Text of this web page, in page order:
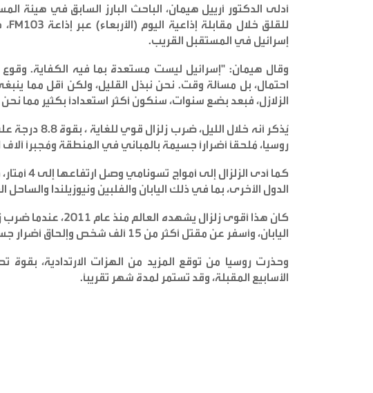
أدلى الدكتور أرييل هيمان، الباحث البارز السابق في هيئة
للقلق خلال مقابلة إذاعية اليوم (الأربعاء) عبر إذاعة 103
FM
إسرائيل في المستقبل القريب.
وقال هيمان: "إسرائيل ليست مستعدة بما فيه الكفاية.
احتمال، بل مسألة وقت. نحن نبذل القليل، ولكن أقل مما
الزلازل، فبعد بضع سنوات، سنكون أكثر استعدادًا بكثير مما نحن
يُذكر أنه خلال
روسيا، مُلحقًا أضرارًا جسيمة بالمباني في المنطقة ومُجبرًا
كما أدى
الدول الأخرى، بما في ذلك اليابان والفلبين ونيوزيلندا والساحل
اليابان، وأسفر عن مقتل أكثر من ١٥ ألف شخص وإلحاق أضرار جسيمة بمحطة الطاقة النووية في المنطقة
الأسابيع المقبلة، وقد تستمر لمدة شهر تقريبًا.